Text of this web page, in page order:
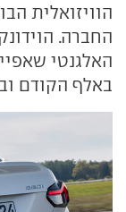
הוויזואלית
החברה.
האלגנטי
באלף הקודם